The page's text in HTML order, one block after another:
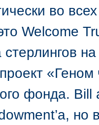
во
Welcome
фонда.